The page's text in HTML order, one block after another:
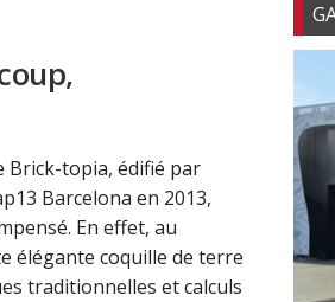
topia, édifié par
Barcelona en 2013,
En effet, au
élégante coquille de terre
traditionnelles et calculs